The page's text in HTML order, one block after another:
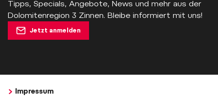
Tipps, Specials, Angebote, News und mehr aus der
Dolomitenregion 3 Zinnen. Bleibe informiert mit uns!
Jetzt anmelden
Impressum